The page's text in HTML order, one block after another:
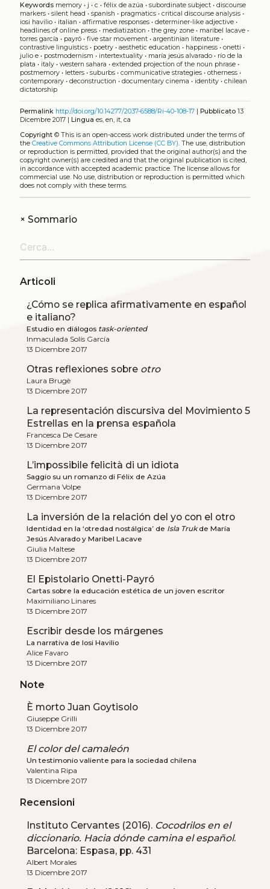
Keywords memory• j • c • félix de azúa • subordinate subject• discourse
markers• silent head • spanish • pragmatics• critical discourse analysis•
iosi havilio• italian • affirmative responses• determiner-like adjective•
headlines of online press• mediatization • the grey zone• maribel lacave•
torres garcía • payró• five star movement• argentinian literature•
contrastive linguistics• poetry• aesthetic education • happiness• onetti •
julio e• postmodernism • intertextuality• maría jesús alvarado• río de la
plata • italy• western sahara • extended projection of the noun phrase•
postmemory• letters• suburbs• communicative strategies• otherness•
contemporary• deconstruction • documentary cinema • identity• chilean
dictatorship
Permalink http://doi.org/10.14277/2037-6588/Ri-40-108-17| Pubblicato13
Dicembre 2017 |
Lingua es, en, it, ca
Copyright© This is an open-access work distributed under the terms of
the Creative Commons Attribution License (CC BY). The use, distribution
or reproduction is permitted, provided that the original author(s) and the
copyright owner(s) are credited and that the original publication is cited,
in accordance with accepted academic practice. The license allows for
commercial use. No use, distribution or reproduction is permitted which
does not comply with these terms.
+Sommario
Articoli
¿Cómo se replica afirmativamente en español
e italiano?
Estudio en diálogos task-oriented
Inmaculada Solís García
13 Dicembre 2017
Otras reflexiones sobre otro
Laura Brugè
13 Dicembre 2017
La representación discursiva del Movimiento 5
Estrellas en la prensa española
Francesca De Cesare
13 Dicembre 2017
L’impossibile felicità di un idiota
Saggio su un romanzo di Félix de Azúa
Germana Volpe
13 Dicembre 2017
La inversión de la relación del yo con el otro
Identidad en la ‘otredad nostálgica’ de Isla Trukde María
Jesús Alvarado y Maribel Lacave
Giulia Maltese
13 Dicembre 2017
El Epistolario Onetti-Payró
Cartas sobre la educación estética de un joven escritor
Maximiliano Linares
13 Dicembre 2017
Escribir desde los márgenes
La narrativa de Iosi Havilio
Alice Favaro
13 Dicembre 2017
Note
È morto Juan Goytisolo
Giuseppe Grilli
13 Dicembre 2017
El color del camaleón
Un testimonio valiente para la sociedad chilena
Valentina Ripa
13 Dicembre 2017
Recensioni
Instituto Cervantes (2016). Cocodrilos en el
diccionario. Hacia dónde camina el español.
Barcelona: Espasa, pp. 431
Albert Morales
13 Dicembre 2017